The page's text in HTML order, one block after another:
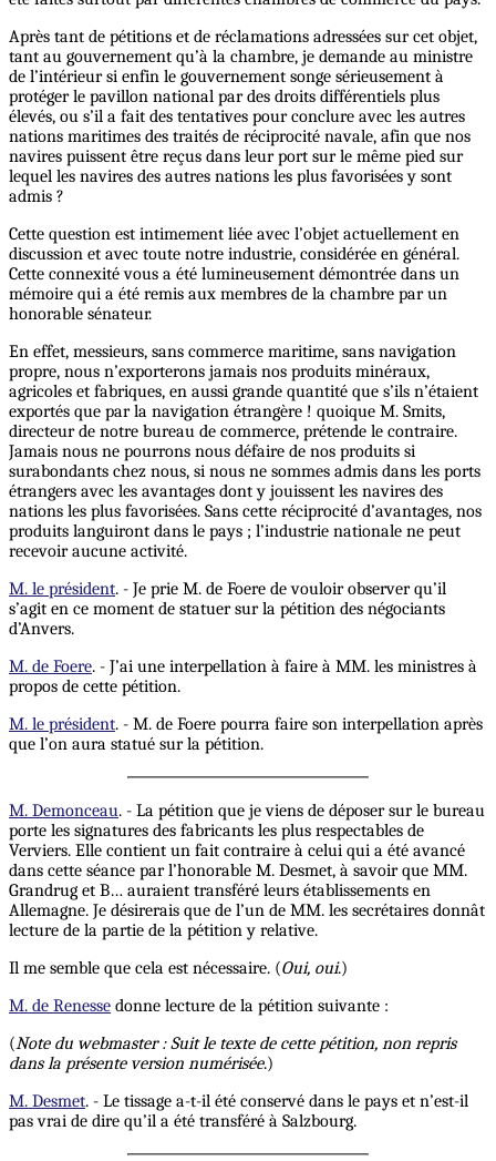
Après tant de pétitions et de réclamations adressées sur cet objet,
tant au gouvernement qu’à la chambre, je demande au ministre
de l’intérieur si enfin le gouvernement songe sérieusement à
protéger le pavillon national par des droits différentiels plus
élevés, ou s’il a fait des tentatives pour conclure avec les autres
nations maritimes des traités de réciprocité navale, afin que nos
navires puissent être reçus dans leur port sur le même pied sur
lequel les navires des autres nations les plus favorisées y sont
admis ?
Cette question est intimement liée avec l’objet actuellement en
discussion et avec toute notre industrie, considérée en général.
Cette connexité vous a été lumineusement démontrée dans un
mémoire qui a été remis aux membres de la chambre par un
honorable sénateur.
En effet, messieurs, sans commerce maritime, sans navigation
propre, nous n’exporterons jamais nos produits minéraux,
agricoles et fabriques, en aussi grande quantité que s’ils n’étaient
exportés que par la navigation étrangère ! quoique M. Smits,
directeur de notre bureau de commerce, prétende le contraire.
Jamais nous ne pourrons nous défaire de nos produits si
surabondants chez nous, si nous ne sommes admis dans les ports
étrangers avec les avantages dont y jouissent les navires des
nations les plus favorisées. Sans cette réciprocité d’avantages, nos
produits languiront dans le pays ; l’industrie nationale ne peut
recevoir aucune activité.
M. le président. - Je prie M. de Foere de vouloir observer qu’il
s’agit en ce moment de statuer sur la pétition des négociants
d’Anvers.
M. de Foere. - J’ai une interpellation à faire à MM. les ministres à
propos de cette pétition.
M. le président. - M. de Foere pourra faire son interpellation après
que l’on aura statué sur la pétition.
M. Demonceau. - La pétition que je viens de déposer sur le bureau
porte les signatures des fabricants les plus respectables de
Verviers. Elle contient un fait contraire à celui qui a été avancé
dans cette séance par l’honorable M. Desmet, à savoir que MM.
Grandrug et B… auraient transféré leurs établissements en
Allemagne. Je désirerais que de l’un de MM. les secrétaires donnât
lecture de la partie de la pétition y relative.
Il me semble que cela est nécessaire. (Oui, oui.)
M. de Renesse donne lecture de la pétition suivante :
(Note du webmaster : Suit le texte de cette pétition, non repris
dans la présente version numérisée.)
M. Desmet. - Le tissage a-t-il été conservé dans le pays et n’est-il
pas vrai de dire qu’il a été transféré à Salzbourg.